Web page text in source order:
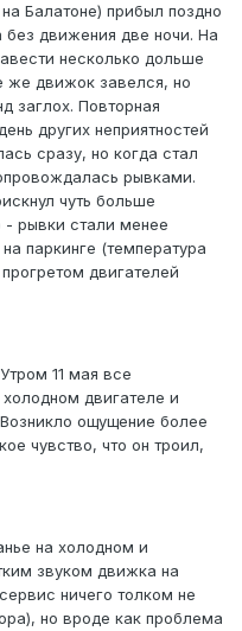
Балатоне) прибыл поздно
движения две ночи. На
несколько дольше
же движок завелся, но
заглох. Повторная
других неприятностей
сразу, но когда стал
рывками.
чуть больше
- рывки стали менее
паркинге (температура
двигателей
11 мая все
двигателе и
ощущение более
чувство, что он троил,
на холодном и
звуком движка на
ничего толком не
но вроде как проблема